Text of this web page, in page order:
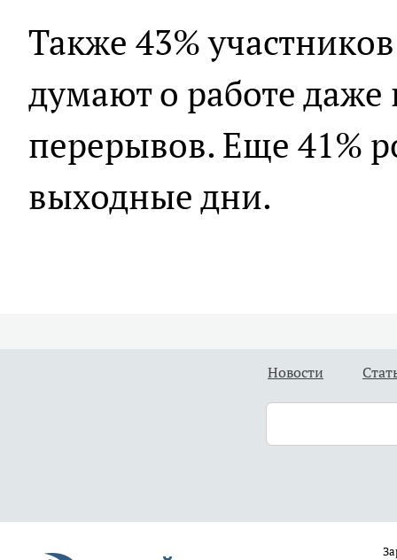
Также 43%
думают о работе
перерывов. Еще 41%
выходные дни.
Новости